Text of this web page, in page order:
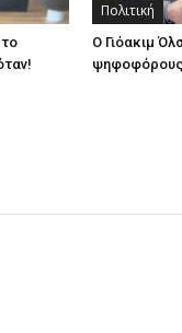
Πολιτική
Ο Γιόακιμ
ψηφοφόρους